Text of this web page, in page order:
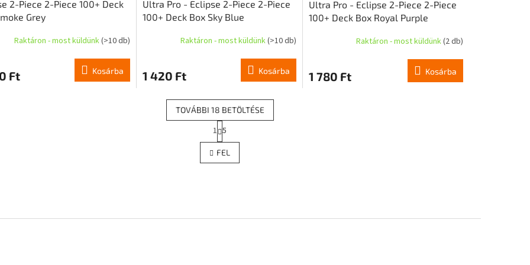
2-Piece 2-Piece 100+ Deck
Grey
Raktáron - most küldünk(>10 db)
Ft Kosárba
Ultra Pro - Eclipse 2-Piece 2-Piece
100+ Deck Box Sky Blue
Raktáron - most küldünk(>10 db)
1 420 Ft Kosárba
Ultra Pro - Eclipse 2-Piece 2-Piece
100+ Deck Box Royal Purple
Raktáron - most küldünk(2 db)
1 780 Ft Kosárba
L
i
s
TOVÁBBI 18 BETÖLTÉSE
L
a
p
o
z
1 5
FEL